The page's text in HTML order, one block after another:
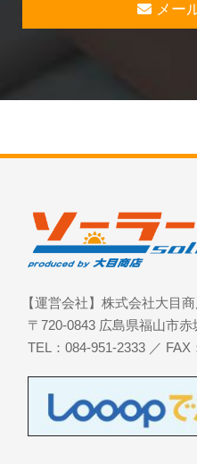
メー
【運営会社】株式会社大目
〒720-0843 広島県福山市赤
TEL：084-951-2333 ／ FAX